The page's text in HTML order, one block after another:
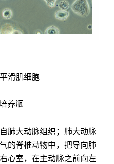
滑肌细胞
养瓶
肺大动脉组织；肺大动脉
的脊椎动物中，把导向肺
心室，在主动脉之前向左